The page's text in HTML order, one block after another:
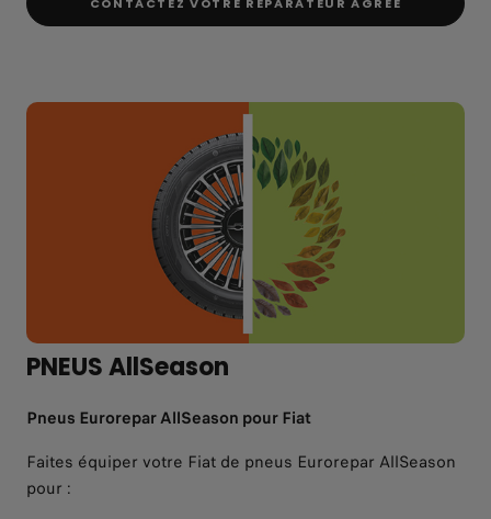
PNEUS AllSeason
Pneus Eurorepar AllSeason pour Fiat
Faites équiper votre Fiat de pneus Eurorepar AllSeason
pour :